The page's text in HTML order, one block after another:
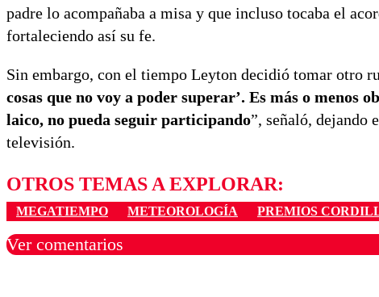
padre lo acompañaba a misa y que incluso tocaba el
fortaleciendo así su fe.
Sin embargo, con el tiempo Leyton decidió tomar otro
cosas que no voy a poder superar’. Es más o menos
laico, no pueda seguir participando”, señaló, dejando
televisión.
OTROS TEMAS A EXPLORAR:
MEGATIEMPO METEOROLOGÍA PREMIOS
Ver comentarios